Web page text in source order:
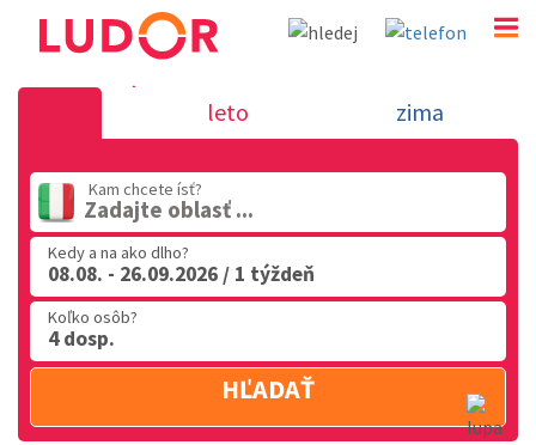
Apartmány NERINA - Lignano Sabbiadoro -
leto zima
Kam chcete ísť?
Zadajte oblasť ...
Kedy a na ako dlho?
08.08. - 26.09.2026 / 1 týždeň
Koľko osôb?
4 dosp.
HĽADAŤ